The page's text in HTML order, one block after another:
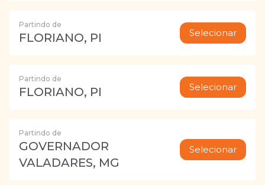
Partindo de
FLORIANO, PI Selecionar
Partindo de
FLORIANO, PI Selecionar
Partindo de
GOVERNADOR
VALADARES, MG
Selecionar